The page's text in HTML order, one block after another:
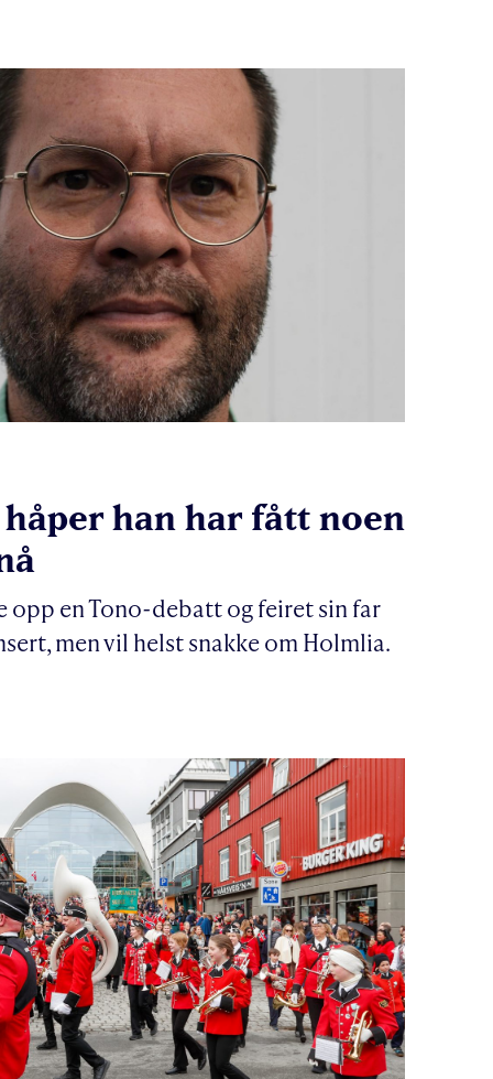
håper han har fått noen
opp en Tono-debatt og feiret sin far
men vil helst snakke om Holmlia.